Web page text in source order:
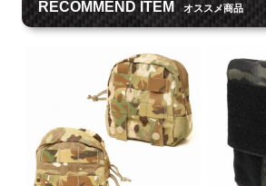
RECOMMEND ITEM オススメ商品